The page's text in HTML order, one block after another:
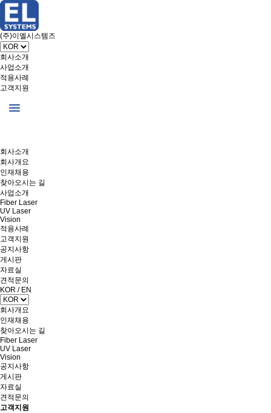
(주)이엘시스템즈
회사소개
사업소개
적용사례
고객지원
회사소개
회사개요
인재채용
찾아오시는 길
사업소개
Fiber Laser
UV Laser
Vision
적용사례
고객지원
공지사항
게시판
자료실
견적문의
KOR / EN
회사개요
인재채용
찾아오시는 길
Fiber Laser
UV Laser
Vision
공지사항
게시판
자료실
견적문의
고객지원